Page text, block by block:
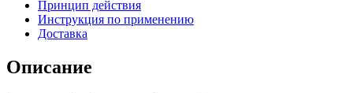
Принцип действия
Инструкция по применению
Доставка
Описание